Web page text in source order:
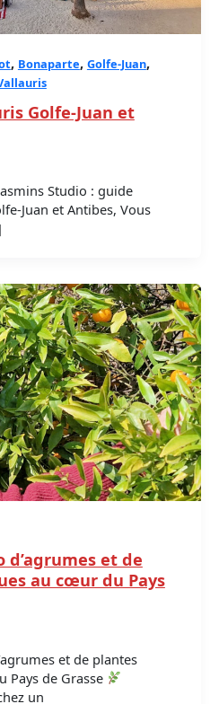
, Bonaparte, Golfe-Juan,
Golfe-Juan et
Studio : guide
Juan et Antibes, Vous
et de
au cœur du Pays
et de plantes
de Grasse
un